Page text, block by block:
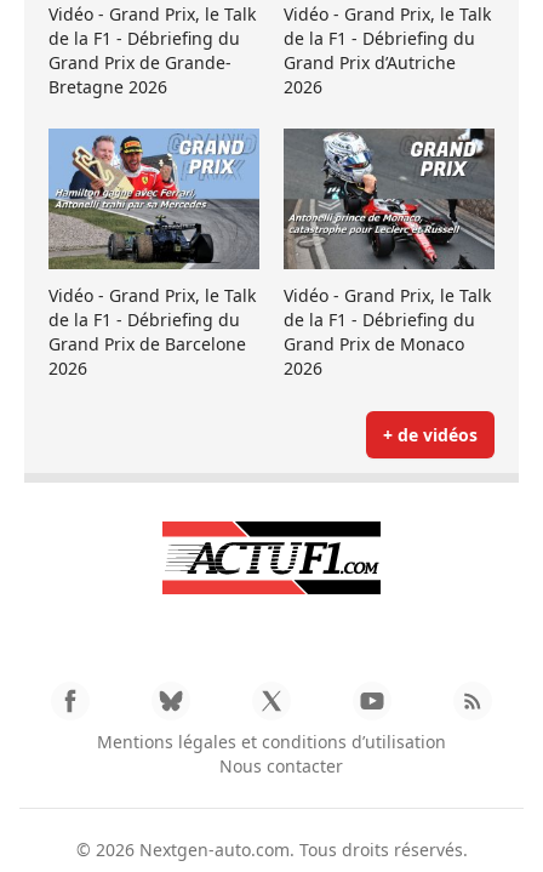
Vidéo - Grand Prix, le Talk
de la F1 - Débriefing du
Grand Prix de Grande-
Bretagne 2026
Vidéo - Grand Prix, le Talk
de la F1 - Débriefing du
Grand Prix d’Autriche
2026
Vidéo - Grand Prix, le Talk
de la F1 - Débriefing du
Grand Prix de Barcelone
2026
Vidéo - Grand Prix, le Talk
de la F1 - Débriefing du
Grand Prix de Monaco
2026
+ de vidéos
Mentions légales et conditions d’utilisation
Nous contacter
© 2026 Nextgen-auto.com. Tous droits réservés.